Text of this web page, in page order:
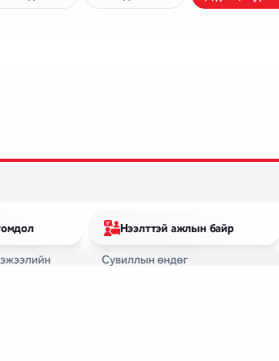
ӨНДӨГ
Омега 3-тай өндөг
Сувиллын өндөг
Нээлттэй ажлын байр